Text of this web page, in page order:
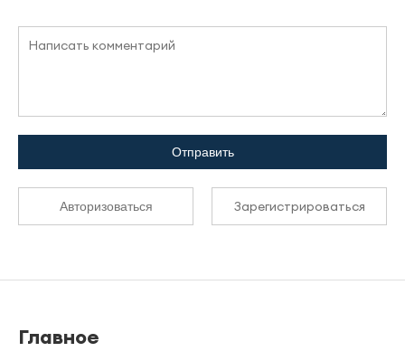
Отправить
Авторизоваться Зарегистрироваться
Главное